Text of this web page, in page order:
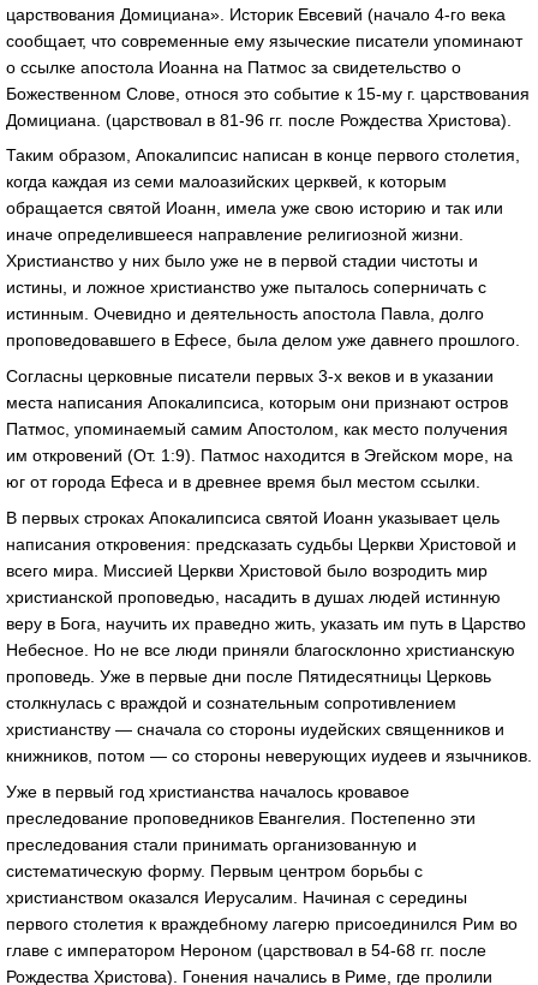
царствования Домициана». Историк Евсевий (начало 4-го века
сообщает, что современные ему языческие писатели упоминают
о ссылке апостола Иоанна на Патмос за свидетельство о
Божественном Слове, относя это событие к 15-му г. царствования
Домициана. (царствовал в 81-96 гг. после Рождества Христова).
Таким образом, Апокалипсис написан в конце первого столетия,
когда каждая из семи малоазийских церквей, к которым
обращается святой Иоанн, имела уже свою историю и так или
иначе определившееся направление религиозной жизни.
Христианство у них было уже не в первой стадии чистоты и
истины, и ложное христианство уже пыталось соперничать с
истинным. Очевидно и деятельность апостола Павла, долго
проповедовавшего в Ефесе, была делом уже давнего прошлого.
Согласны церковные писатели первых 3-х веков и в указании
места написания Апокалипсиса, которым они признают остров
Патмос, упоминаемый самим Апостолом, как место получения
им откровений (От. 1:9). Патмос находится в Эгейском море, на
юг от города Ефеса и в древнее время был местом ссылки.
В первых строках Апокалипсиса святой Иоанн указывает цель
написания откровения: предсказать судьбы Церкви Христовой и
всего мира. Миссией Церкви Христовой было возродить мир
христианской проповедью, насадить в душах людей истинную
веру в Бога, научить их праведно жить, указать им путь в Царство
Небесное. Но не все люди приняли благосклонно христианскую
проповедь. Уже в первые дни после Пятидесятницы Церковь
столкнулась с враждой и сознательным сопротивлением
христианству — сначала со стороны иудейских священников и
книжников, потом — со стороны неверующих иудеев и язычников.
Уже в первый год христианства началось кровавое
преследование проповедников Евангелия. Постепенно эти
преследования стали принимать организованную и
систематическую форму. Первым центром борьбы с
христианством оказался Иерусалим. Начиная с середины
первого столетия к враждебному лагерю присоединился Рим во
главе с императором Нероном (царствовал в 54-68 гг. после
Рождества Христова). Гонения начались в Риме, где пролили